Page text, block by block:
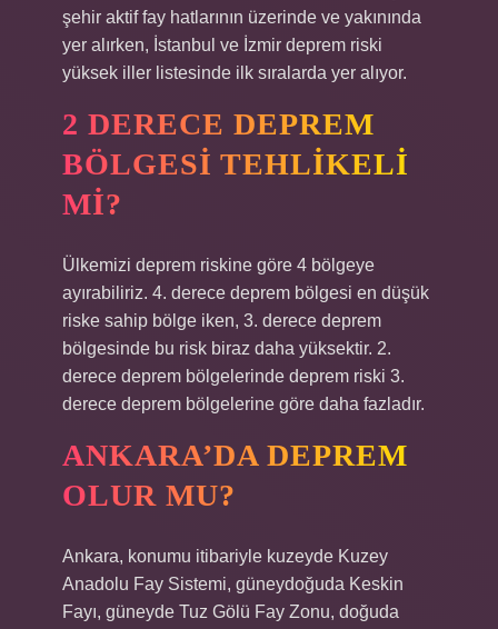
şehir aktif fay hatlarının üzerinde ve yakınında
yer alırken, İstanbul ve İzmir deprem riski
yüksek iller listesinde ilk sıralarda yer alıyor.
2 DERECE DEPREM
BÖLGESI TEHLIKELI
MI?
Ülkemizi deprem riskine göre 4 bölgeye
ayırabiliriz. 4. derece deprem bölgesi en düşük
riske sahip bölge iken, 3. derece deprem
bölgesinde bu risk biraz daha yüksektir. 2.
derece deprem bölgelerinde deprem riski 3.
derece deprem bölgelerine göre daha fazladır.
ANKARA’DA DEPREM
OLUR MU?
Ankara, konumu itibariyle kuzeyde Kuzey
Anadolu Fay Sistemi, güneydoğuda Keskin
Fayı, güneyde Tuz Gölü Fay Zonu, doğuda